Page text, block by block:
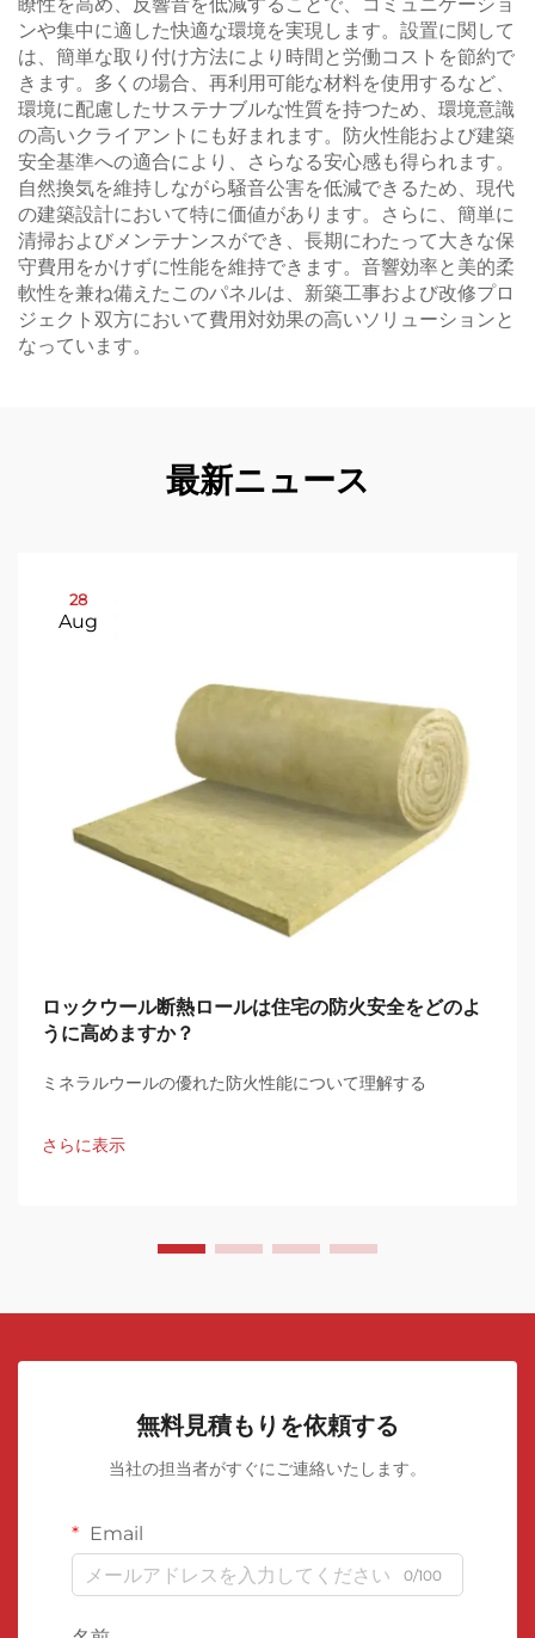
ンや集中に適した快適な環境を実現します。設置に関して
は、簡単な取り付け方法により時間と労働コストを節約で
きます。多くの場合、再利用可能な材料を使用するなど、
環境に配慮したサステナブルな性質を持つため、環境意識
の高いクライアントにも好まれます。防火性能および建築
安全基準への適合により、さらなる安心感も得られます。
自然換気を維持しながら騒音公害を低減できるため、現代
の建築設計において特に価値があります。さらに、簡単に
清掃およびメンテナンスができ、長期にわたって大きな保
守費用をかけずに性能を維持できます。音響効率と美的柔
軟性を兼ね備えたこのパネルは、新築工事および改修プロ
ジェクト双方において費用対効果の高いソリューションと
なっています。
最新ニュース
28
Aug
ロックウール断熱ロールは住宅の防火安全をどのよ
うに高めますか？
ミネラルウールの優れた防火性能について理解する
さらに表示
無料見積もりを依頼する
当社の担当者がすぐにご連絡いたします。
Email
0/100